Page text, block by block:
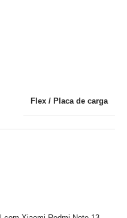
Flex / Placa de carga